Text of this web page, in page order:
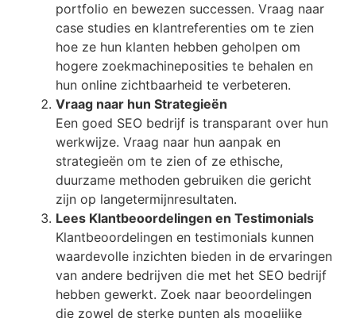
portfolio en bewezen successen. Vraag naar
case studies en klantreferenties om te zien
hoe ze hun klanten hebben geholpen om
hogere zoekmachineposities te behalen en
hun online zichtbaarheid te verbeteren.
Vraag naar hun Strategieën
Een goed SEO bedrijf is transparant over hun
werkwijze. Vraag naar hun aanpak en
strategieën om te zien of ze ethische,
duurzame methoden gebruiken die gericht
zijn op langetermijnresultaten.
Lees Klantbeoordelingen en Testimonials
Klantbeoordelingen en testimonials kunnen
waardevolle inzichten bieden in de ervaringen
van andere bedrijven die met het SEO bedrijf
hebben gewerkt. Zoek naar beoordelingen
die zowel de sterke punten als mogelijke